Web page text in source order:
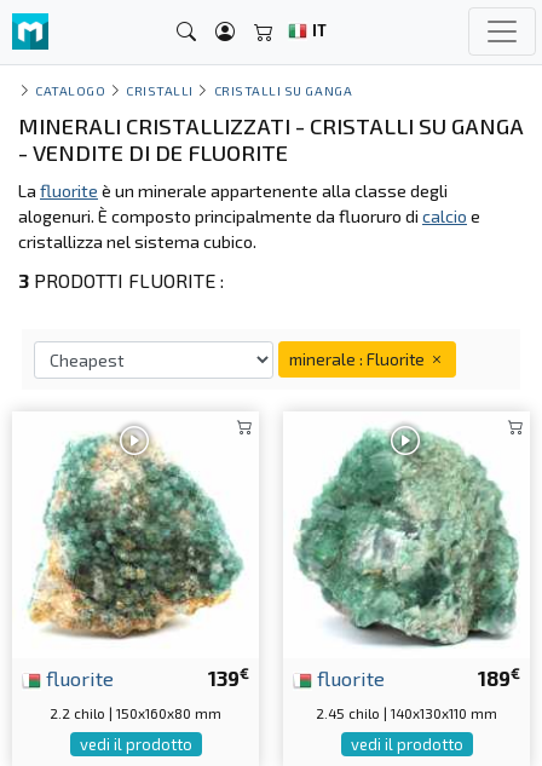
IT
CATALOGO CRISTALLI CRISTALLI SU GANGA
MINERALI CRISTALLIZZATI - CRISTALLI SU GANGA
- VENDITE DI DE FLUORITE
La fluorite è un minerale appartenente alla classe degli
alogenuri. È composto principalmente da fluoruro di calcio e
cristallizza nel sistema cubico.
3 PRODOTTI FLUORITE :
minerale : Fluorite
139€
fluorite
2.2 chilo | 150x160x80 mm
vedi il prodotto
189€
fluorite
2.45 chilo | 140x130x110 mm
vedi il prodotto